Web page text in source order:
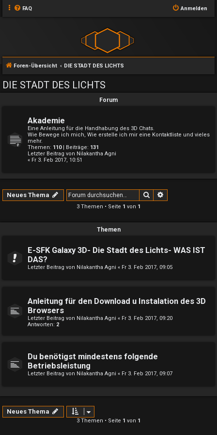
FAQ Anmelden
Foren-Übersicht DIE STADT DES LICHTS
DIE STADT DES LICHTS
Forum
Akademie
Eine Anleitung für die Handhabung des 3D Chats.
Wie Bewege ich mich, Wie erstelle ich mir eine Kontaktliste und vieles
mehr.
Themen: 110| Beiträge: 131
Letzter Beitrag von Nilakantha Agni
« Fr 3. Feb 2017, 10:51
Neues Thema Suche
3 Themen • Seite 1 von 1
Themen
E-SFK Galaxy 3D- Die Stadt des Lichts- WAS IST
DAS?
Letzter Beitrag von Nilakantha Agni « Fr 3. Feb 2017, 09:05
Anleitung für den Download u Instalation des 3D
Browsers
Letzter Beitrag von Nilakantha Agni « Fr 3. Feb 2017, 09:20
Antworten: 2
Du benötigst mindestens folgende
Betriebsleistung
Letzter Beitrag von Nilakantha Agni « Fr 3. Feb 2017, 09:07
Neues Thema
3 Themen • Seite 1 von 1